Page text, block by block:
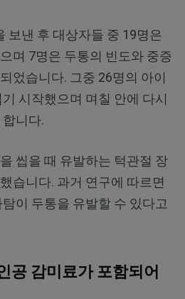
보낸 후 대상자들 중 19명은
며 7명은 두통의 빈도와 중증
었습니다. 그중 26명의 아이
시작했으며 며칠 안에 다시
니다.
씹을 때 유발하는 턱관절 장
습니다. 과거 연구에 따르면
이 두통을 유발할 수 있다고
공 감미료가 포함되어